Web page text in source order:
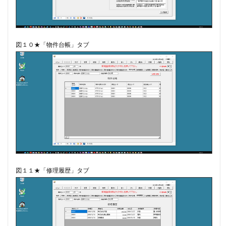
図１０★「物件台帳」タブ
図１１★「修理履歴」タブ